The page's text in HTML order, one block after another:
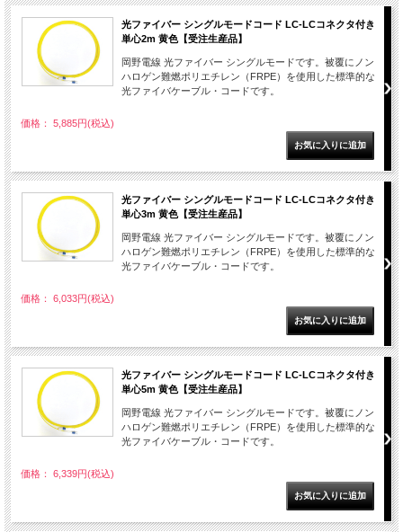
光ファイバー シングルモードコード LC-LCコネクタ付き
単心2m 黄色【受注生産品】
岡野電線 光ファイバー シングルモードです。被覆にノン
ハロゲン難燃ポリエチレン（FRPE）を使用した標準的な
光ファイバケーブル・コードです。
価格： 5,885円(税込)
光ファイバー シングルモードコード LC-LCコネクタ付き
単心3m 黄色【受注生産品】
岡野電線 光ファイバー シングルモードです。被覆にノン
ハロゲン難燃ポリエチレン（FRPE）を使用した標準的な
光ファイバケーブル・コードです。
価格： 6,033円(税込)
光ファイバー シングルモードコード LC-LCコネクタ付き
単心5m 黄色【受注生産品】
岡野電線 光ファイバー シングルモードです。被覆にノン
ハロゲン難燃ポリエチレン（FRPE）を使用した標準的な
光ファイバケーブル・コードです。
価格： 6,339円(税込)